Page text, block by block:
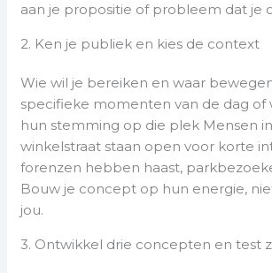
aan je propositie of probleem dat je
2. Ken je publiek en kies de context
Wie wil je bereiken en waar
specifieke momenten van de dag of
hun stemming op die plek Mensen
winkelstraat staan open voor korte
forenzen hebben haast,
Bouw je concept op hun energie,
jou.
3. Ontwikkel drie concepten en test